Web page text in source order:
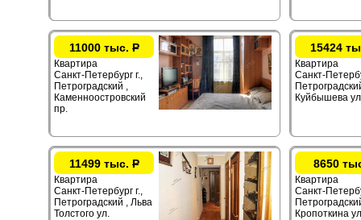
11000 тыс. Р
Квартира
Санкт-Петербург г.,
Петроградский ,
Каменноостровский
пр.
15424
Квартира
Санкт-
Куйбышева
11499 тыс. Р
Квартира
Санкт-Петербург г.,
Петроградский , Льва
Толстого ул.
8650
Квартира
Санкт-
Кропоткина